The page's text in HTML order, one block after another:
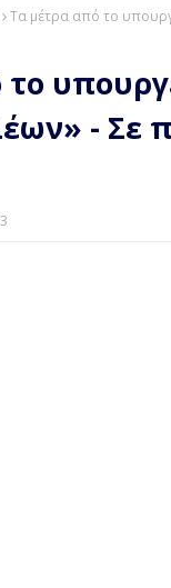
Τα μέτρα από το
- Σε